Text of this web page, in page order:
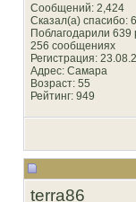
Сообщений: 2,424
Сказал(а) спасибо:
Поблагодарили 639
256 сообщениях
Регистрация:
Адрес: Самара
Возраст: 55
Рейтинг: 949
terra86